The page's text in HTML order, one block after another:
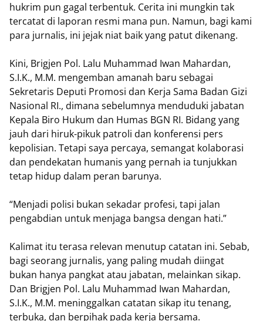
hukrim pun gagal terbentuk. Cerita ini mungkin tak
tercatat di laporan resmi mana pun. Namun, bagi kami
para jurnalis, ini jejak niat baik yang patut dikenang.
Kini, Brigjen Pol. Lalu Muhammad Iwan Mahardan,
S.I.K., M.M. mengemban amanah baru sebagai
Sekretaris Deputi Promosi dan Kerja Sama Badan Gizi
Nasional RI., dimana sebelumnya menduduki jabatan
Kepala Biro Hukum dan Humas BGN RI. Bidang yang
jauh dari hiruk-pikuk patroli dan konferensi pers
kepolisian. Tetapi saya percaya, semangat kolaborasi
dan pendekatan humanis yang pernah ia tunjukkan
tetap hidup dalam peran barunya.
“Menjadi polisi bukan sekadar profesi, tapi jalan
pengabdian untuk menjaga bangsa dengan hati.”
Kalimat itu terasa relevan menutup catatan ini. Sebab,
bagi seorang jurnalis, yang paling mudah diingat
bukan hanya pangkat atau jabatan, melainkan sikap.
Dan Brigjen Pol. Lalu Muhammad Iwan Mahardan,
S.I.K., M.M. meninggalkan catatan sikap itu tenang,
terbuka, dan berpihak pada kerja bersama.